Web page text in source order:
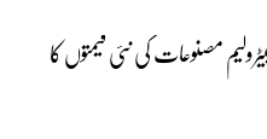
مصنوعات کی نئی قیمتوں کا